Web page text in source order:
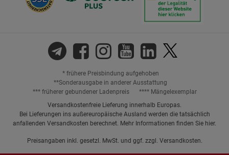
* frühere Preisbindung aufgehoben
**Sonderausgabe in anderer Ausstattung
*** früherer gebundener Ladenpreis
**** Mängelexemplar
Versandkostenfreie Lieferung innerhalb Europas.
Bei Lieferungen ins außereuropäische Ausland werden die tatsächlich
anfallenden Versandkosten berechnet. Mehr Informationen finden Sie hier.
Preisangaben inkl. gesetzl. MwSt. und ggf. zzgl. Versandkosten.